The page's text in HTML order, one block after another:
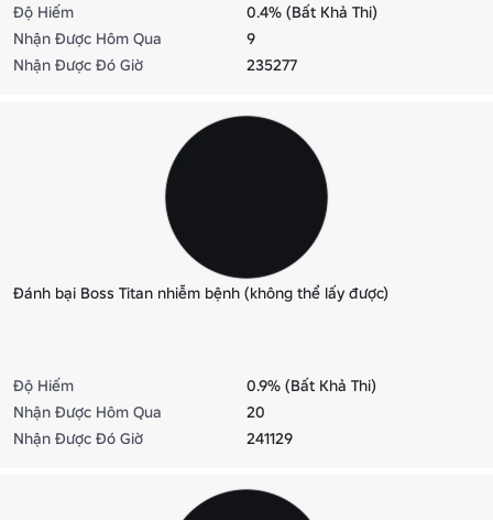
Độ Hiếm
0.4% (Bất Khả Thi)
Nhận Được Hôm Qua
9
Nhận Được Đó Giờ
235277
Đánh bại Boss Titan nhiễm bệnh (không thể lấy được)
Độ Hiếm
0.9% (Bất Khả Thi)
Nhận Được Hôm Qua
20
Nhận Được Đó Giờ
241129